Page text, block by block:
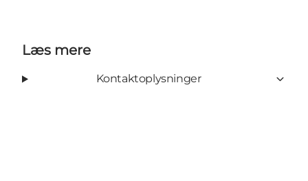
Læs mere
Kontaktoplysninger